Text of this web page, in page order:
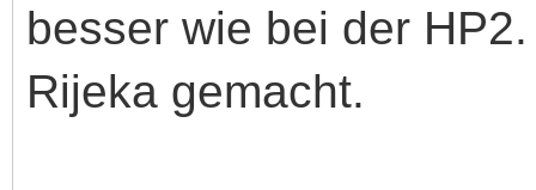
besser wie bei der
Rijeka gemacht.